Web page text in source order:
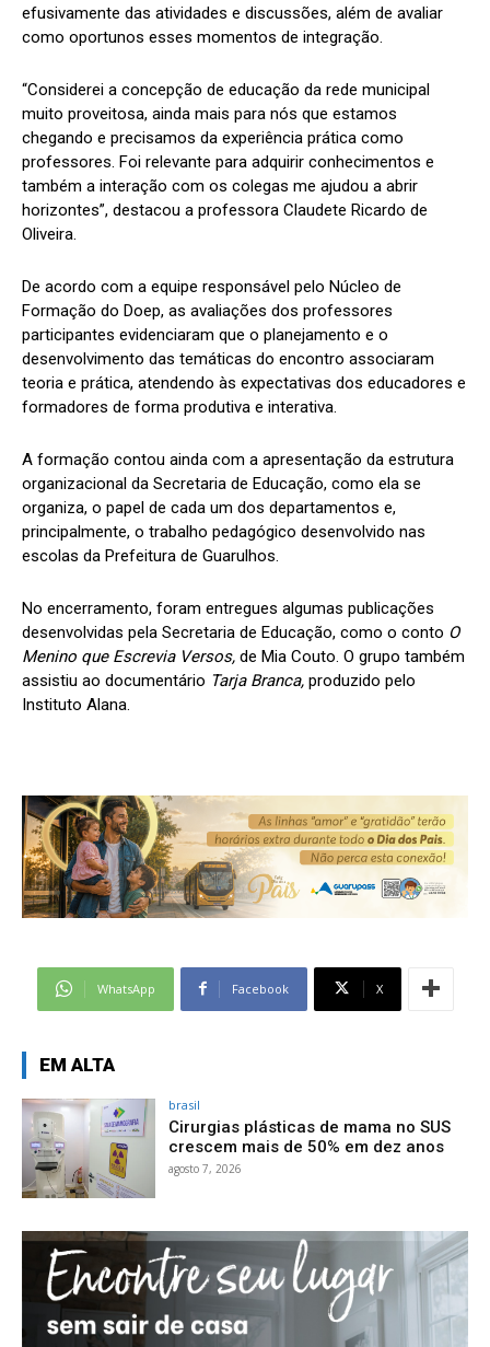
efusivamente das atividades e discussões, além de avaliar
como oportunos esses momentos de integração.
“Considerei a concepção de educação da rede municipal
muito proveitosa, ainda mais para nós que estamos
chegando e precisamos da experiência prática como
professores. Foi relevante para adquirir conhecimentos e
também a interação com os colegas me ajudou a abrir
horizontes”, destacou a professora Claudete Ricardo de
Oliveira.
De acordo com a equipe responsável pelo Núcleo de
Formação do Doep, as avaliações dos professores
participantes evidenciaram que o planejamento e o
desenvolvimento das temáticas do encontro associaram
teoria e prática, atendendo às expectativas dos educadores e
formadores de forma produtiva e interativa.
A formação contou ainda com a apresentação da estrutura
organizacional da Secretaria de Educação, como ela se
organiza, o papel de cada um dos departamentos e,
principalmente, o trabalho pedagógico desenvolvido nas
escolas da Prefeitura de Guarulhos.
No encerramento, foram entregues algumas publicações
desenvolvidas pela Secretaria de Educação, como o conto O
Menino que Escrevia Versos, de Mia Couto. O grupo também
assistiu ao documentário Tarja Branca, produzido pelo
Instituto Alana.
WhatsApp Facebook X
EM ALTA
brasil
Cirurgias plásticas de mama no SUS
crescem mais de 50% em dez anos
agosto 7, 2026